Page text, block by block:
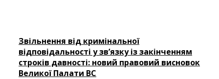
Звільнення від кримінальної
відповідальності у зв’язку із закінченням
строків давності: новий правовий висновок
Великої Палати ВС